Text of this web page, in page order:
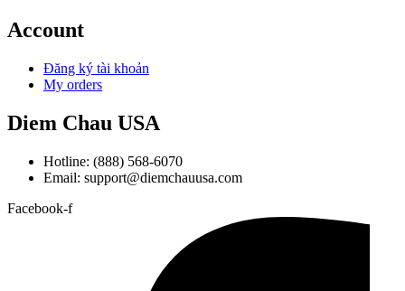
Account
Đăng ký tài khoản
My orders
Diem Chau USA
Hotline: (888) 568-6070
Email: support@diemchauusa.com
Facebook-f